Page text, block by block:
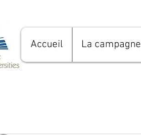
Accueil La campagne